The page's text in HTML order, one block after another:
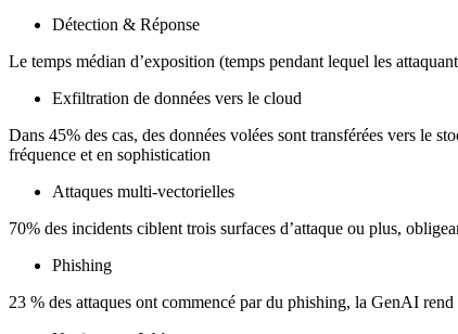
Détection & Réponse
Le temps médian d’exposition (temps pendant lequel les
Exfiltration de données vers le cloud
Dans 45% des cas, des données volées sont transférées vers le
fréquence et en sophistication
Attaques multi-vectorielles
70% des incidents ciblent trois surfaces d’attaque ou plus,
Phishing
23 % des attaques ont commencé par du phishing, la GenAI